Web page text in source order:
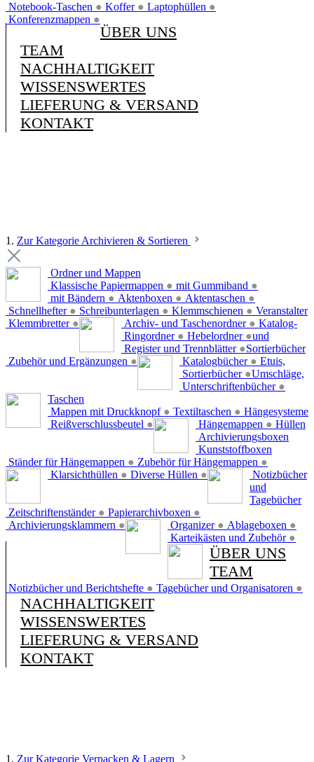
Notebook-Taschen ● Koffer ● Laptophüllen ●
Konferenzmappen ●
ÜBER UNS
TEAM
NACHHALTIGKEIT
WISSENSWERTES
LIEFERUNG & VERSAND
KONTAKT
1. Zur Kategorie Archivieren & Sortieren
Ordner und Mappen
Klassische Papiermappen ● mit Gummiband ●
mit Bändern ● Aktenboxen ● Aktentaschen ●
Schnellhefter ● Schreibunterlagen ● Klemmschienen ●
Klemmbretter ●
Veranstalter
Archiv- und Taschenordner ●
Ringordner ● Hebelordner ●
Register und Trennblätter ●
Zubehör und Ergänzungen ●
Katalog-
und
Sortierbücher
Katalogbücher ●
Sortierbücher ●
Unterschriftenbücher ●
Etuis,
Umschläge,
Taschen
Mappen mit Druckknopf ● Textiltaschen ●
Reißverschlussbeutel ●
Hängesysteme
Hängemappen ●
Ständer für Hängemappen ● Zubehör für Hängemappen ●
Hüllen
Klarsichthüllen ● Diverse Hüllen ●
Archivierungsboxen
Zeitschriftenständer ● Papierarchivboxen ●
Archivierungsklammern ●
Kunststoffboxen
Organizer ● Ablageboxen ●
Karteikästen und Zubehör ●
Notizbücher
und
Tagebücher
Notizbücher und Berichtshefte ● Tagebücher und Organisatoren ●
ÜBER UNS
TEAM
NACHHALTIGKEIT
WISSENSWERTES
LIEFERUNG & VERSAND
KONTAKT
1. Zur Kategorie Verpacken & Lagern